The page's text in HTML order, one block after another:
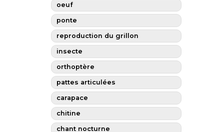
oeuf
ponte
reproduction du grillon
insecte
orthoptère
pattes articulées
carapace
chitine
chant nocturne